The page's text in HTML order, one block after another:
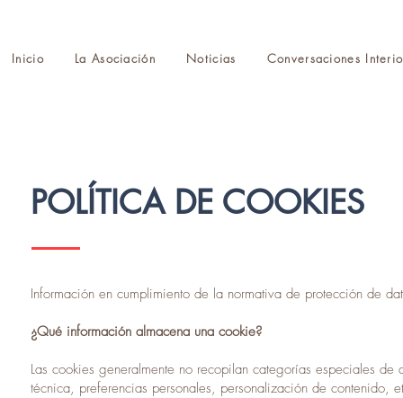
Inicio La Asociación Noticias Conversaciones
POLÍTICA DE COOKIES
Información en cumplimiento de la normativa de protección de
¿Qué información almacena una cookie?
Las cookies generalmente no recopilan categorías especiales de
técnica, preferencias personales, personalización de contenido,